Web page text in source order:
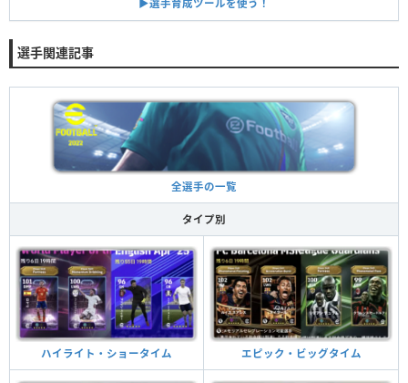
▶︎選手育成ツールを使う！
選手関連記事
全選手の一覧
タイプ別
ハイライト・ショータイム エピック・ビッグタイム